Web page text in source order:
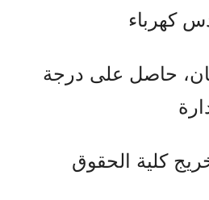
كهرباء
حاصل على درجة
كلية الحقوق